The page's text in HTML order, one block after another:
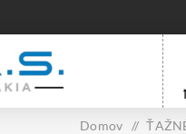
Domov /